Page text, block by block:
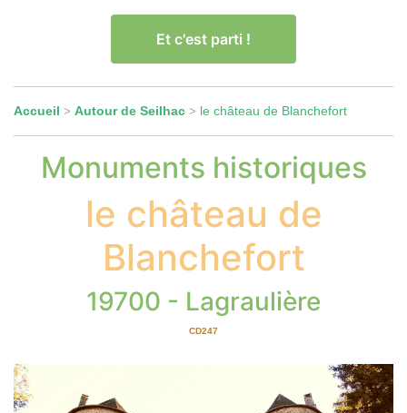
Et c'est parti !
Accueil > Autour de Seilhac > le château de Blanchefort
Monuments historiques
le château de
Blanchefort
19700 - Lagraulière
CD247